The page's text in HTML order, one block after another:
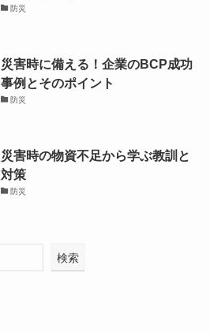
防災
災害時に備える！企業のBCP成功
事例とそのポイント
防災
災害時の物資不足から学ぶ教訓と
対策
防災
検索